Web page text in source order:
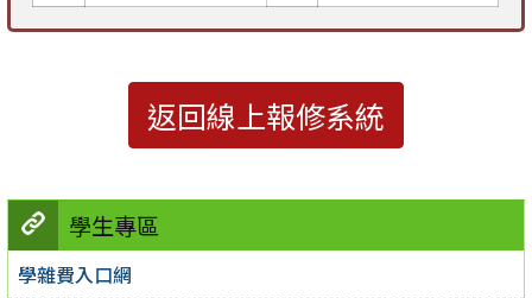
學生專區
學雜費入口網
返回線上報修系統